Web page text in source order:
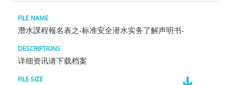
潛水課程報名表之-标准安全潜水实务了解声明书-
详细资讯请下载档案